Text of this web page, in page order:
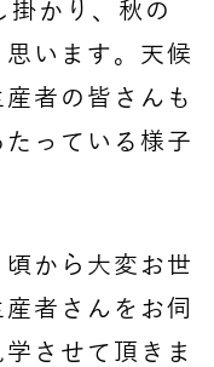
掛かり、秋の
います。天候
者の皆さんも
っている様子
から大変お世
者さんをお伺
させて頂きま